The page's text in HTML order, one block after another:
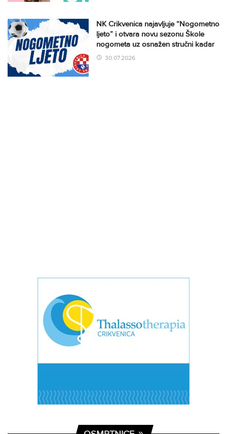
NK Crikvenica najavljuje “Nogometno
ljeto” i otvara novu sezonu Škole
nogometa uz osnažen stručni kadar
30.07.2026